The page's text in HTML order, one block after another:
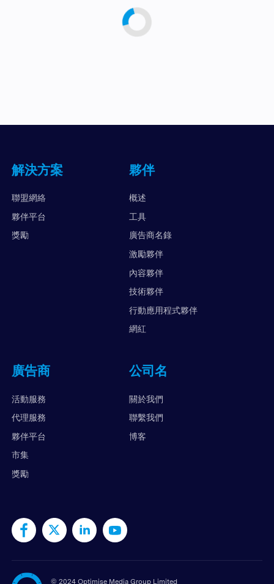
解決方案
聯盟網絡
夥伴平台
獎勵
夥伴
概述
工具
廣告商名錄
激勵夥伴
內容夥伴
技術夥伴
行動應用程式夥伴
網紅
廣告商
活動服務
代理服務
夥伴平台
市集
獎勵
公司名
關於我們
聯繫我們
博客
© 2024 Optimise Media Group Limited